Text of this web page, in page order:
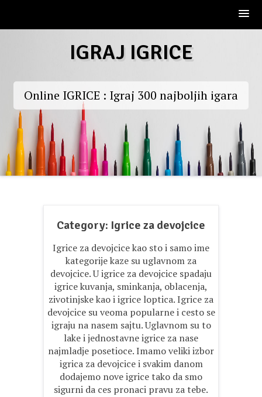
IGRAJ IGRICE
Online IGRICE : Igraj 300 najboljih igara
Category: Igrice za devojcice
Igrice za devojcice kao sto i samo ime
kategorije kaze su uglavnom za
devojcice. U igrice za devojcice spadaju
igrice kuvanja, sminkanja, oblacenja,
zivotinjske kao i igrice loptica. Igrice za
devojcice su veoma popularne i cesto se
igraju na nasem sajtu. Uglavnom su to
lake i jednostavne igrice za nase
najmladje posetioce. Imamo veliki izbor
igrica za devojcice i svakim danom
dodajemo nove igrice tako da smo
sigurni da ces pronaci pravu za tebe.